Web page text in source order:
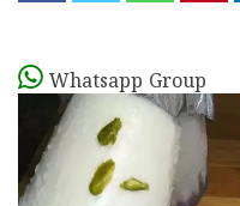
Whatsapp Group